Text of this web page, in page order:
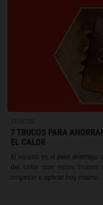
7 TRUCOS PARA
EL CALOR
El verano es el peor enemigo
del calor con estos trucos
empezar a aplicar hoy mismo.